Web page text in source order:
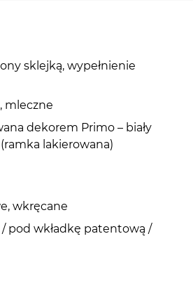
sklejką, wypełnienie
mleczne
dekorem Primo – biały
lakierowana)
wkręcane
pod wkładkę patentową /